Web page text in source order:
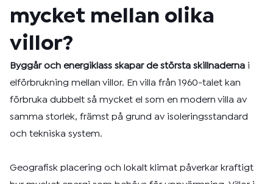
mycket mellan olika
villor?
Byggår och energiklass skapar de största skillnaderna i
elförbrukning mellan villor. En villa från 1960-talet kan
förbruka dubbelt så mycket el som en modern villa av
samma storlek, främst på grund av isoleringsstandard
och tekniska system.
Geografisk placering och lokalt klimat påverkar kraftigt